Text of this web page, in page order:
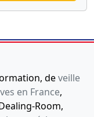
deveille
en France,
Room,